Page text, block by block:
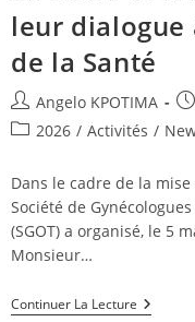
leur dialogue
de la Santé
Angelo KPOTIMA
2026 / Activités /
Dans le cadre de la
Société de
(SGOT) a organisé, le 5
Monsieur…
Continuer La Lecture